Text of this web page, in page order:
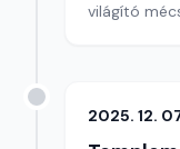
világító
2025. 12.